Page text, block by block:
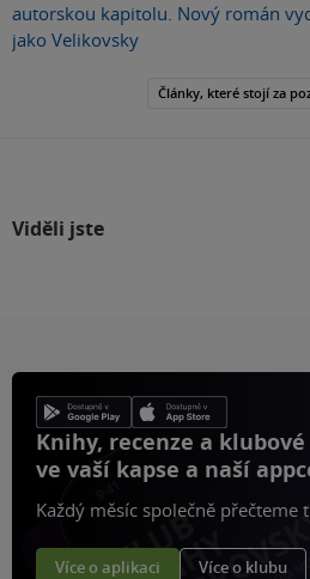
autorskou kapitolu. Nový román
jako Velikovsky
Články, které stojí za
Viděli jste
Knihy, recenze a
ve vaší kapse a naší
Každý měsíc společně přečteme
Více o aplikaci Více o klubu